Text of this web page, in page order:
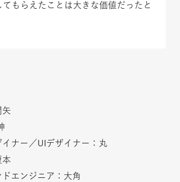
もらえたことは大きな価値だったと
矢
ナー／UIデザイナー：丸
本
エンジニア：大角